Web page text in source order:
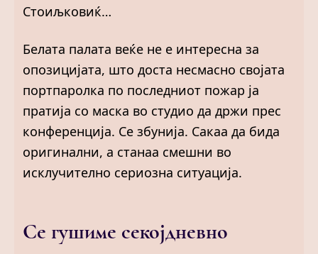
Стоиљковиќ…
Белата палата веќе не е интересна за
опозицијата, што доста несмасно својата
портпаролка по последниот пожар ја
пратија со маска во студио да држи прес
конференција. Се збунија. Сакаа да бида
оригинални, а станаа смешни во
исклучително сериозна ситуација.
Се гушиме секојдневно